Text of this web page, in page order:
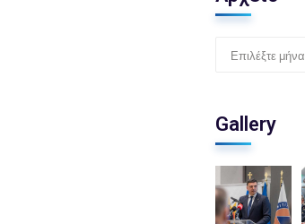
Επιλέξτε μήνα
Gallery